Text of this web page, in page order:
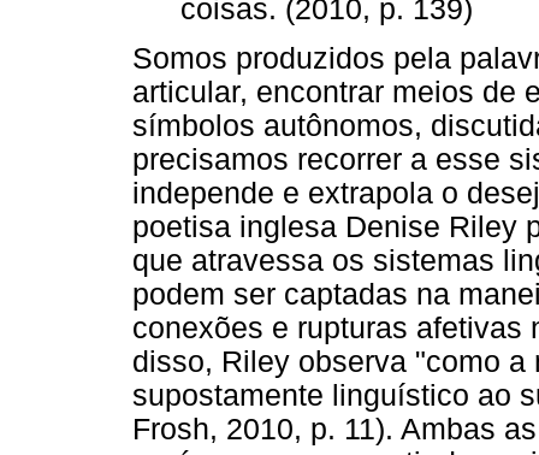
coisas. (2010, p. 139)
Somos produzidos pela
articular, encontrar meios de
símbolos autônomos,
precisamos recorrer a esse
independe e extrapola o
poetisa inglesa Denise Riley
que atravessa os sistemas
podem ser captadas na
conexões e rupturas afetivas
disso, Riley observa "como
supostamente linguístico ao
Frosh, 2010, p. 11). Ambas